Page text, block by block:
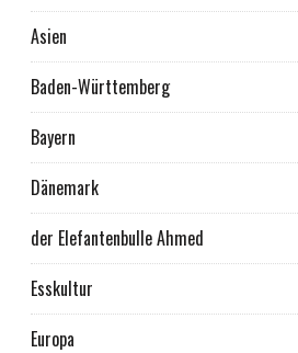
Asien
Baden-Württemberg
Bayern
Dänemark
der Elefantenbulle Ahmed
Esskultur
Europa